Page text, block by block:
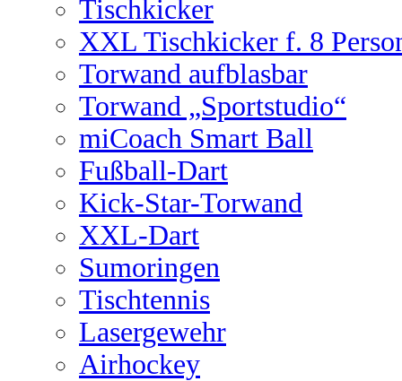
Tischkicker
XXL Tischkicker f. 8
Torwand aufblasbar
Torwand „Sportstudio“
miCoach Smart Ball
Fußball-Dart
Kick-Star-Torwand
XXL-Dart
Sumoringen
Tischtennis
Lasergewehr
Airhockey